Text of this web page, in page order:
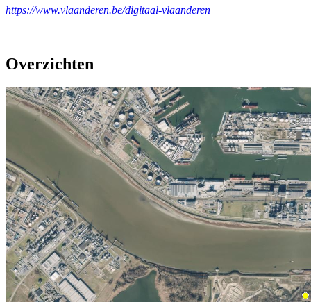
https://www.vlaanderen.be/digitaal-vlaanderen
Overzichten